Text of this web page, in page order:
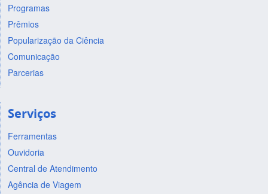
Programas
Prêmios
Popularização da Ciência
Comunicação
Parcerias
Serviços
Ferramentas
Ouvidoria
Central de Atendimento
Agência de Viagem